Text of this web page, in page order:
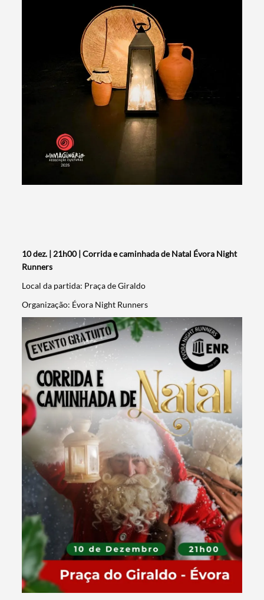
10 dez. | 21h00 | Corrida e caminhada de Natal Évora Night
Runners
Local da partida: Praça de Giraldo
Organização: Évora Night Runners